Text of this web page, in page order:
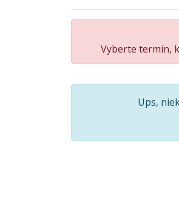
Vyberte termín,
Ups,